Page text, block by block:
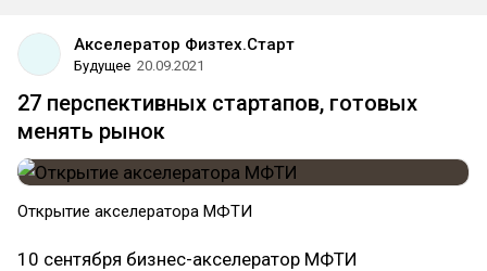
Акселератор Физтех.Старт
Будущее 20.09.2021
27 перспективных стартапов, готовых
менять рынок
Открытие акселератора МФТИ
10 сентября бизнес-акселератор МФТИ